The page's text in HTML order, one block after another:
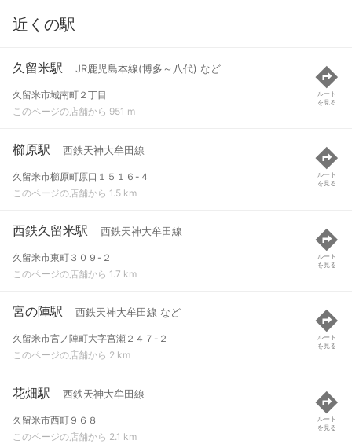
近くの駅
久留米駅 JR鹿児島本線(博多～八代) など
久留米市城南町２丁目
このページの店舗から 951 m
ルート
を見る
櫛原駅 西鉄天神大牟田線
久留米市櫛原町原口１５１６-４
このページの店舗から 1.5 km
ルート
を見る
西鉄久留米駅 西鉄天神大牟田線
久留米市東町３０９-２
このページの店舗から 1.7 km
ルート
を見る
宮の陣駅 西鉄天神大牟田線 など
久留米市宮ノ陣町大字宮瀬２４７-２
このページの店舗から 2 km
ルート
を見る
花畑駅 西鉄天神大牟田線
久留米市西町９６８
このページの店舗から 2.1 km
ルート
を見る